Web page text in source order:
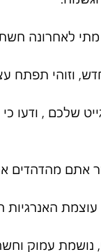
לאחרונה
וזוהי
שלכם , ודעו
אתם מהדהדים
נושמת עמוק